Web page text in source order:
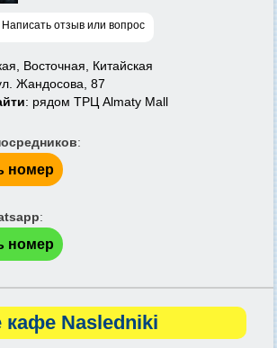
Написать отзыв или вопрос
Восточная, Китайская
Жандосова, 87
: рядом ТРЦ Almaty Mall
:
номер
:
номер
Nasledniki